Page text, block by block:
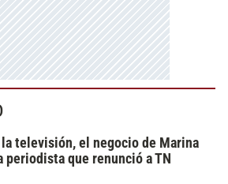
televisión, el negocio de Marina
periodista que renunció a TN